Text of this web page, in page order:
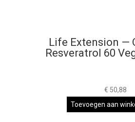
Life Extension —
Resveratrol 60
€ 50,88
Toevoegen aan